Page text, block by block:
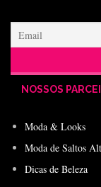
NOSSOS
Moda & Looks
Moda de Saltos
Dicas de Beleza